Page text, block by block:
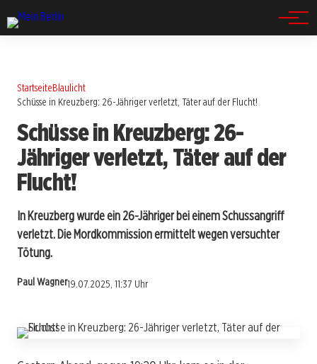
StartseiteBlaulicht
Schüsse in Kreuzberg: 26-Jähriger verletzt, Täter auf der Flucht!
Schüsse in Kreuzberg: 26-
Jähriger verletzt, Täter auf der
Flucht!
In Kreuzberg wurde ein 26-Jähriger bei einem Schussangriff
verletzt. Die Mordkommission ermittelt wegen versuchter
Tötung.
Paul Wagner19.07.2025, 11:37 Uhr